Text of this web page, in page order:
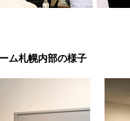
ム札幌内部の様子